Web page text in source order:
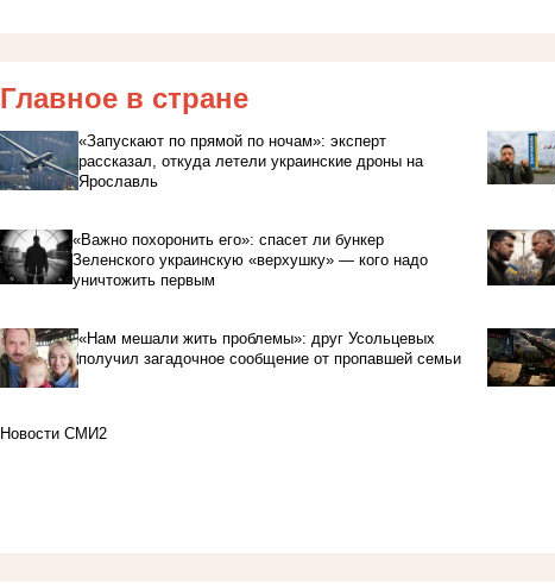
Главное в стране
«Запускают по прямой по ночам»: эксперт
рассказал, откуда летели украинские дроны на
Ярославль
«Важно похоронить его»: спасет ли бункер
Зеленского украинскую «верхушку» — кого надо
уничтожить первым
«Нам мешали жить проблемы»: друг Усольцевых
получил загадочное сообщение от пропавшей семьи
Новости СМИ2